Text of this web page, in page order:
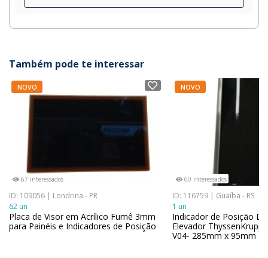
Também pode te interessar
NOVO
67 interessados
ID: 109056 | Londrina - PR
62 un
Placa de Visor em Acrílico Fumê 3mm
para Painéis e Indicadores de Posição
NOVO
60 interessados
ID: 116759 | Guaíba - RS
1 un
Indicador de Posição
Elevador ThyssenKrupp
V04- 285mm x 95mm